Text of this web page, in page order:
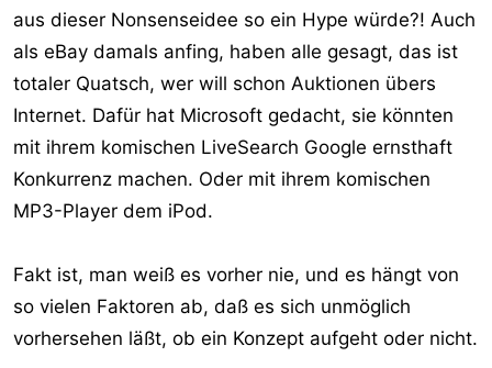
aus dieser Nonsenseidee so ein Hype würde?! Auch
als eBay damals anfing, haben alle gesagt, das ist
totaler Quatsch, wer will schon Auktionen übers
Internet. Dafür hat Microsoft gedacht, sie könnten
mit ihrem komischen LiveSearch Google ernsthaft
Konkurrenz machen. Oder mit ihrem komischen
MP3-Player dem iPod.
Fakt ist, man weiß es vorher nie, und es hängt von
so vielen Faktoren ab, daß es sich unmöglich
vorhersehen läßt, ob ein Konzept aufgeht oder nicht.